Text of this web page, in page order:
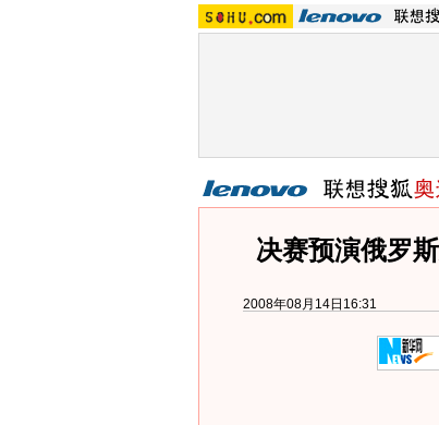
决赛预演俄罗
2008年08月14日16:31